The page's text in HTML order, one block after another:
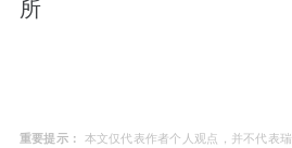
所
重要提示：
本文仅代表作者个人观点，并不代表